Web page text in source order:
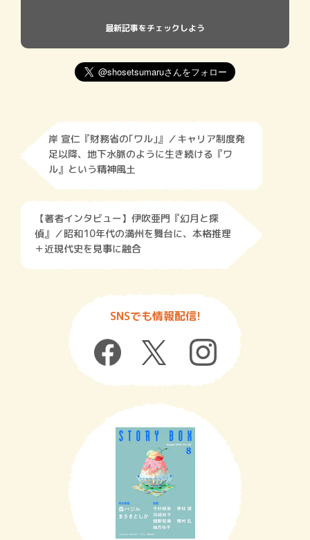
最新記事をチェックしよう
岸 宣仁『財務省の｢ワル｣』／キャリア制度発
足以降、地下水脈のように生き続ける『ワ
ル』という精神風土
【著者インタビュー】伊吹亜門『幻月と探
偵』／昭和10年代の満州を舞台に、本格推理
＋近現代史を見事に融合
SNSでも情報配信!